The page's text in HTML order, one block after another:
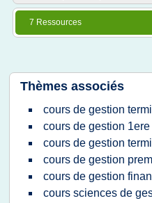
7 Ressources
Thèmes associés
cours de gestion
cours de gestion 1ere
cours de gestion
cours de gestion
cours de gestion
cours sciences de